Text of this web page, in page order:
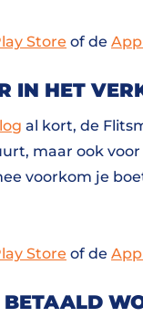
Store of de
IN HET
al kort, de
maar ook
voorkom je
Store of de